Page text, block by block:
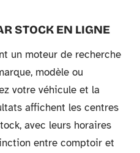
STOCK EN LIGNE
un moteur de recherche
modèle ou
votre véhicule et la
affichent les centres
avec leurs horaires
entre comptoir et